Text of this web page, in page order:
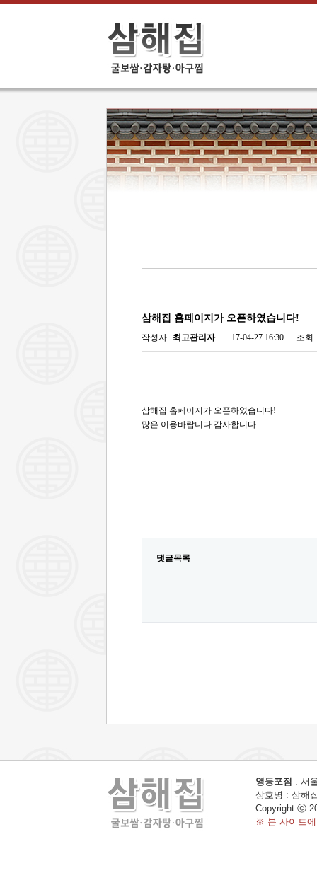
삼해집 홈페이지가 오픈하였습니다!
작성자 최고관리자 17-04-27 16:30 조회
삼해집 홈페이지가 오픈하였습니다!
많은 이용바랍니다 감사합니다.
댓글목록
영등포점 : 서
상호명 : 삼해
Copyright ⓒ
※ 본 사이트에